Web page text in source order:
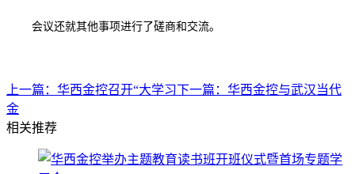
会议还就其他事项进行了磋商和交流。
上一篇： 华西金控召开“大学习下一篇： 华西金控与武汉当代
金
相关推荐